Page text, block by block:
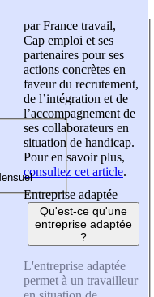
par France travail,
Cap emploi et ses
partenaires pour ses
actions concrètes en
faveur du recrutement,
de l’intégration et de
l’accompagnement de
ses collaborateurs en
situation de handicap.
Pour en savoir plus,
consultez cet article.
Entreprise adaptée
Qu'est-ce qu'une
entreprise adaptée
?
L'entreprise adaptée
permet à un travailleur